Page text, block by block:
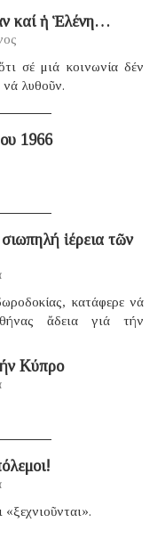
καί ἡ Ἑλένη…
σέ μιά κοινωνία δέν
λυθοῦν.
1966
ἱέρεια τῶν
κατάφερε νά
ἄδεια γιά τήν
Κύπρο
«ξεχνιοῦνται».